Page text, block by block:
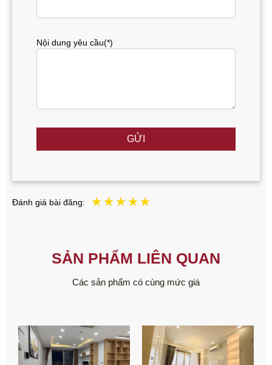
Nội dung yêu cầu(*)
GỬI
Đánh giá bài đăng:
SẢN PHẨM LIÊN QUAN
Các sản phẩm có cùng mức giá